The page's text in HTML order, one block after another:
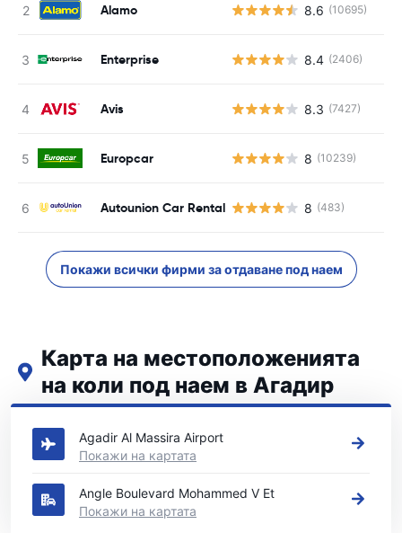
Alamo 8.6 (10695)
Enterprise 8.4 (2406)
Avis 8.3 (7427)
Europcar 8 (10239)
Autounion Car Rental 8 (483)
Покажи всички фирми за отдаване под наем
Карта на местоположенията
на коли под наем в Агадир
Вижте нашите основни места за коли под наем в Агадир
Agadir Al Massira Airport
Покажи на картата
Angle Boulevard Mohammed V Et
Покажи на картата